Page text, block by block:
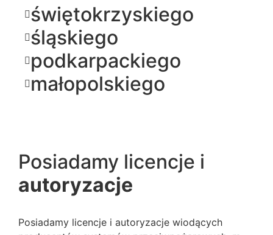
świętokrzyskiego
śląskiego
podkarpackiego
małopolskiego
Posiadamy licencje i
autoryzacje
Posiadamy licencje i autoryzacje wiodących